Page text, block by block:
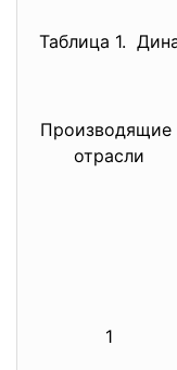
Таблица 1.
Производящие
отрасли
1